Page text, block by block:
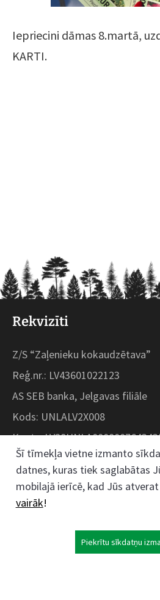
Iepriecini dāmas 8.martā,
KARTI.
Rekvizīti
Z/S “Zaļenieku kokaudzētava”
Reģ.nr.: LV43601022123
AS SEB banka, Jelgavas filiāle
Kods: UNLALV2X008
Konts:
Kokaudzētavas iela 1,
pagasts, Jelgavas
Šī tīmekļa vietne izmanto
datnes, kuras tiek saglabātas
mobilajā ierīcē, kad Jūs
vairāk!
Piekrītu sīkdatņu